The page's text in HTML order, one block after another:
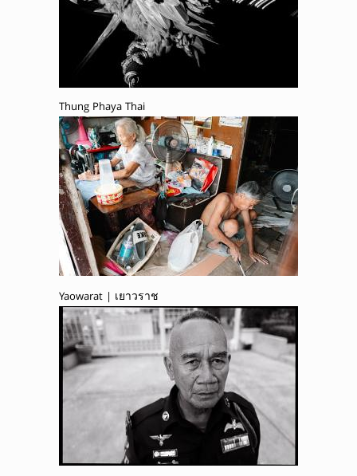
Thung Phaya Thai
Yaowarat | เยาวราช